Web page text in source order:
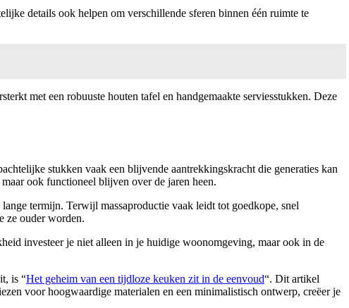
details ook helpen om verschillende sferen binnen één ruimte te
met een robuuste houten tafel en handgemaakte serviesstukken. Deze
stukken vaak een blijvende aantrekkingskracht die generaties kan
ook functioneel blijven over de jaren heen.
termijn. Terwijl massaproductie vaak leidt tot goedkope, snel
ze ouder worden.
investeer je niet alleen in je huidige woonomgeving, maar ook in de
is “Het geheim van een tijdloze keuken zit in de eenvoud“. Dit artikel
voor hoogwaardige materialen en een minimalistisch ontwerp, creëer je